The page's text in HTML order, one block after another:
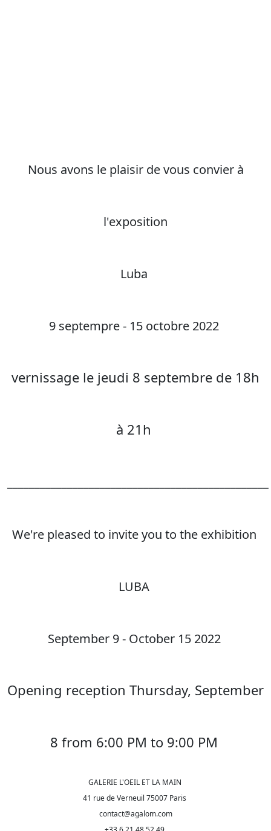
Nous avons le plaisir de vous convier à
l'exposition
Luba
9 septempre - 15 octobre 2022
vernissage le jeudi 8 septembre de 18h
à 21h
We're pleased to invite you to the exhibition
LUBA
September 9 - October 15 2022
Opening reception Thursday, September
8 from 6:00 PM to 9:00 PM
GALERIE L'OEIL ET LA MAIN
41 rue de Verneuil 75007 Paris
contact@agalom.com